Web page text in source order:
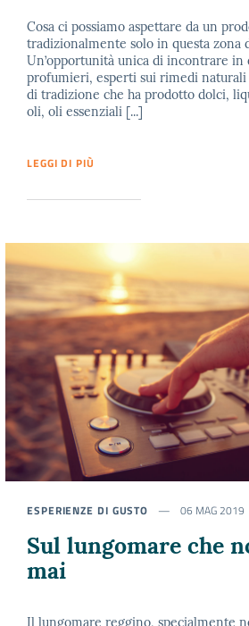
Cosa ci possiamo aspettare da un
tradizionalmente solo in questa zona
Un’opportunità unica di incontrare in
profumieri, esperti sui rimedi naturali
di tradizione che ha prodotto dolci,
oli, oli essenziali [...]
LEGGI DI PIÙ
ESPERIENZE DI GUSTO 06 MAG 2019
Sul lungomare che
mai
Il lungomare reggino, specialmente